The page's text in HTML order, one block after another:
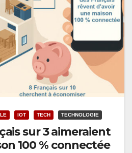
IOT TECH TECHNOLOGIE
sur 3 aimeraient
100 % connectée